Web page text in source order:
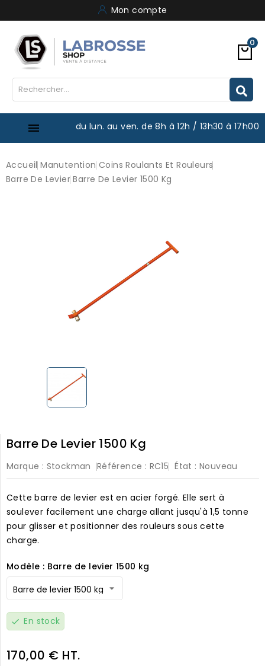
Mon compte
0
 du lun. au ven. de 8h à 12h / 13h30 à 17h00
Accueil Manutention Coins Roulants Et Rouleurs
Barre De Levier Barre De Levier 1500 Kg
Barre De Levier 1500 Kg
Marque : Stockman Référence : RC15 État : Nouveau
Cette barre de levier est en acier forgé. Elle sert à
soulever facilement une charge allant jusqu'à 1,5 tonne
pour glisser et positionner des rouleurs sous cette
charge.
Modèle : Barre de levier 1500 kg
check En stock
170,00 € HT.